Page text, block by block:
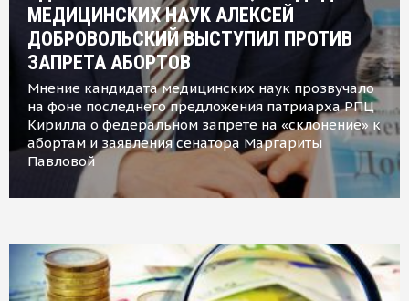
МЕДИЦИНСКИХ НАУК АЛЕКСЕЙ
ДОБРОВОЛЬСКИЙ ВЫСТУПИЛ ПРОТИВ
ЗАПРЕТА АБОРТОВ
Мнение кандидата медицинских наук прозвучало
на фоне последнего предложения патриарха РПЦ
Кирилла о федеральном запрете на «склонение» к
абортам и заявления сенатора Маргариты
Павловой